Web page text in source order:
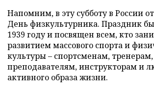
Напомним, в эту субботу в России
День физкультурника. Праздник
1939 году и посвящен всем, кто
развитием массового спорта и
культуры – спортсменам, тренерам,
преподавателям, инструкторам и
активного образа жизни.